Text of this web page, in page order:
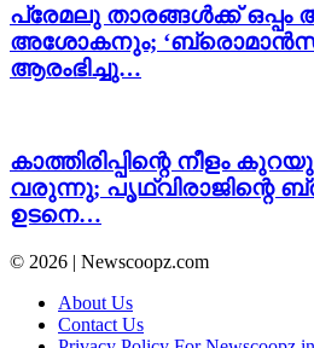
പ്രേമലു താരങ്ങൾക്ക്
അശോകനും;
ആരംഭിച്ചു…
കാത്തിരിപ്പിന്റെ നീളം
വരുന്നു; പൃഥ്വിരാജിന്റെ
ഉടനെ…
© 2026 | Newscoopz.com
About Us
Contact Us